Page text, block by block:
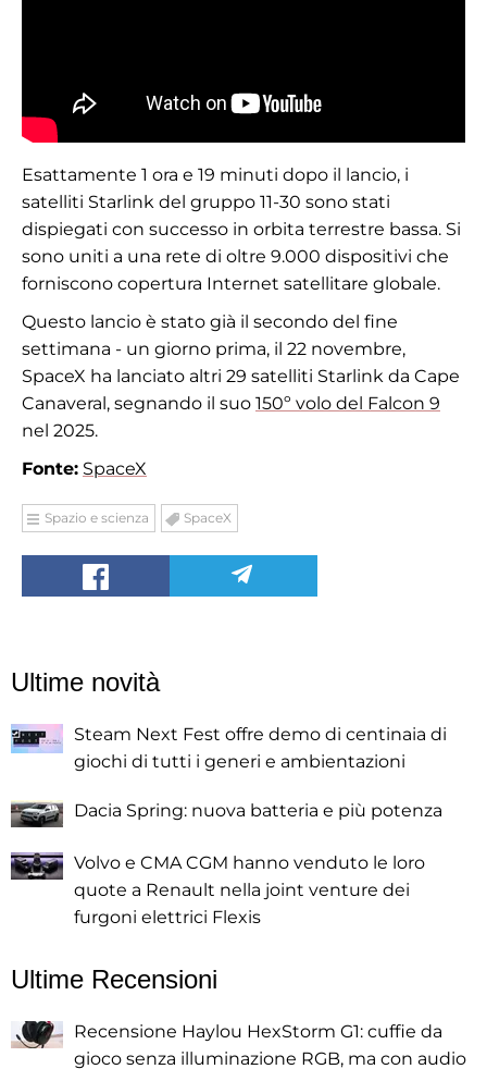
Esattamente 1 ora e 19 minuti dopo il lancio, i
satelliti Starlink del gruppo 11-30 sono stati
dispiegati con successo in orbita terrestre bassa. Si
sono uniti a una rete di oltre 9.000 dispositivi che
forniscono copertura Internet satellitare globale.
Questo lancio è stato già il secondo del fine
settimana - un giorno prima, il 22 novembre,
SpaceX ha lanciato altri 29 satelliti Starlink da Cape
Canaveral, segnando il suo 150º volo del Falcon 9
nel 2025.
Fonte: SpaceX
Spazio e scienza SpaceX
Ultime novità
Steam Next Fest offre demo di centinaia di
giochi di tutti i generi e ambientazioni
Dacia Spring: nuova batteria e più potenza
Volvo e CMA CGM hanno venduto le loro
quote a Renault nella joint venture dei
furgoni elettrici Flexis
Ultime Recensioni
Recensione Haylou HexStorm G1: cuffie da
gioco senza illuminazione RGB, ma con audio